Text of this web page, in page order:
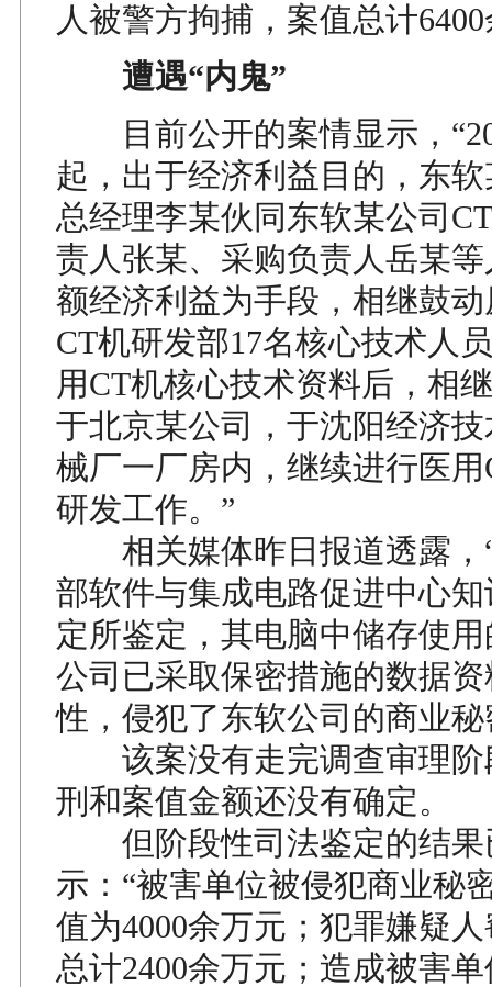
人被警方拘捕，案值总计
遭遇“内鬼”
目前公开的案情显示，
起，出于经济利益目的，东
总经理李某伙同东软某公司
责人张某、采购负责人岳某
额经济利益为手段，相继鼓
CT机研发部17名核心技术人
用CT机核心技术资料后，相
于北京某公司，于沈阳经济
械厂一厂房内，继续进行医
研发工作。”
相关媒体昨日报道透露，
部软件与集成电路促进中心
定所鉴定，其电脑中储存使
公司已采取保密措施的数据
性，侵犯了东软公司的商业秘
该案没有走完调查审理阶
刑和案值金额还没有确定。
但阶段性司法鉴定的结果
示：“被害单位被侵犯商业秘
值为4000余万元；犯罪嫌疑
总计2400余万元；造成被害